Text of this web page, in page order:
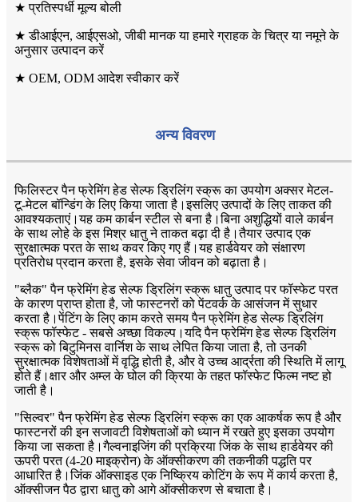
★ प्रतिस्पर्धी मूल्य बोली
★ डीआईएन, आईएसओ, जीबी मानक या हमारे ग्राहक के चित्र या नमूने के
अनुसार उत्पादन करें
★ OEM, ODM आदेश स्वीकार करें
अन्य विवरण
फिलिस्टर पैन फ्रेमिंग हेड सेल्फ ड्रिलिंग स्क्रू का उपयोग अक्सर मेटल-
टू-मेटल बॉन्डिंग के लिए किया जाता है।इसलिए उत्पादों के लिए ताकत की
आवश्यकताएं।यह कम कार्बन स्टील से बना है।बिना अशुद्धियों वाले कार्बन
के साथ लोहे के इस मिश्र धातु ने ताकत बढ़ा दी है।तैयार उत्पाद एक
सुरक्षात्मक परत के साथ कवर किए गए हैं।यह हार्डवेयर को संक्षारण
प्रतिरोध प्रदान करता है, इसके सेवा जीवन को बढ़ाता है।
"ब्लैक" पैन फ्रेमिंग हेड सेल्फ ड्रिलिंग स्क्रू धातु उत्पाद पर फॉस्फेट परत
के कारण प्राप्त होता है, जो फास्टनरों को पेंटवर्क के आसंजन में सुधार
करता है।पेंटिंग के लिए काम करते समय पैन फ्रेमिंग हेड सेल्फ ड्रिलिंग
स्क्रू फॉस्फेट - सबसे अच्छा विकल्प।यदि पैन फ्रेमिंग हेड सेल्फ ड्रिलिंग
स्क्रू को बिटुमिनस वार्निश के साथ लेपित किया जाता है, तो उनकी
सुरक्षात्मक विशेषताओं में वृद्धि होती है, और वे उच्च आर्द्रता की स्थिति में लागू
होते हैं।क्षार और अम्ल के घोल की क्रिया के तहत फॉस्फेट फिल्म नष्ट हो
जाती है।
"सिल्वर" पैन फ्रेमिंग हेड सेल्फ ड्रिलिंग स्क्रू का एक आकर्षक रूप है और
फास्टनरों की इन सजावटी विशेषताओं को ध्यान में रखते हुए इसका उपयोग
किया जा सकता है।गैल्वनाइजिंग की प्रक्रिया जिंक के साथ हार्डवेयर की
ऊपरी परत (4-20 माइक्रोन) के ऑक्सीकरण की तकनीकी पद्धति पर
आधारित है।जिंक ऑक्साइड एक निष्क्रिय कोटिंग के रूप में कार्य करता है,
ऑक्सीजन पैठ द्वारा धातु को आगे ऑक्सीकरण से बचाता है।